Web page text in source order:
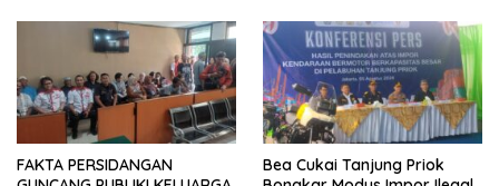
FAKTA PERSIDANGAN
Bea Cukai Tanjung Priok